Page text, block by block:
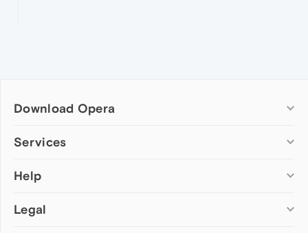
Download Opera
Computer browsers
Opera for Mac
Opera beta version
Services
Add-ons
Wallpapers
Help
Help & support
Legal